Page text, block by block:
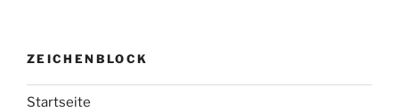
ZEICHENBLOCK
Startseite